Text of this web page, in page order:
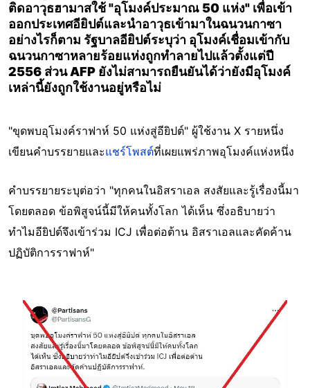
ติดอาวุธฮามาสใช้ "อุโมงค์ประมาณ 50 แห่ง" เพื่อเข้า
ออกประเทศอียิปต์และนำอาวุธเข้ามาในฉนวนกาซา
อย่างไรก็ตาม รัฐบาลอียิปต์ระบุว่า อุโมงค์เชื่อมเข้ากับ
ฉนวนกาซาหลายร้อยแห่งถูกทำลายไปแล้วตั้งแต่ปี
2556 ส่วน AFP ยังไม่สามารถยืนยันได้ว่ายังมีอุโมงค์
เหล่านี้ยังถูกใช้งานอยู่หรือไม่
"ขุดพบอุโมงค์ราฟาห์ 50 แห่งสู่อียิปต์" ผู้ใช้งาน X รายหนึ่ง
เขียนคำบรรยายและแชร์โพสต์ที่เผยแพร่ภาพอุโมงค์แห่งหนึ่ง
คำบรรยายระบุต่อว่า "ทุกคนในอิสราเอล สงสัยและรู้เรื่องนี้มา
โดยตลอด ข้อพิสูจน์นี้มีให้คนทั้งโลก ได้เห็น ซึ่งอธิบายว่า
ทำไมอียิปต์จึงเข้าร่วม ICJ เพื่อต่อต้าน อิสราเอลและคัดค้าน
ปฏิบัติการราฟาห์"
Image